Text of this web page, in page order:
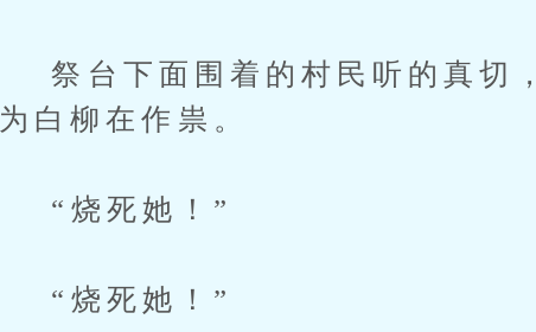
祭台下面围着的村民听的真切
为白柳在作祟。
“烧死她！”
“烧死她！”